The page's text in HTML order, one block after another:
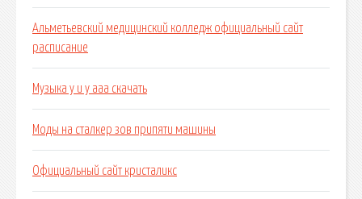
Альметьевский медицинский колледж официальный сайт
расписание
Музыка у и у ааа скачать
Моды на сталкер зов припяти машины
Официальный сайт кристаликс